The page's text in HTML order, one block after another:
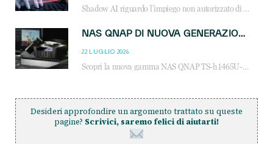
Shadow AI riguardo l’impiego non autorizzato di sistemi AI all’interno dell’azienda. E’ una pratica che si diffonde a partire dai dipendenti fino ai dirigenti e mette a repentaglio la cybersecurity, con costi più elevati per le organizzazioni. Due recenti report illustrano il fenomeno e forniscono dati in merito
NAS QNAP DI NUOVA GENERAZIONE: PIÙ PRESTAZIONI, SCALABILITÀ E PROTEZIONE DEI DATI PER LE INFRASTRUTTURE IT MODERNE
22 LUGLIO 2026
Scopri la nuova gamma NAS QNAP TS-h1465U-RP, TS-h1065eU e TS-h665U: storage aziendale con ZFS, DDR5, E1.S NVMe e connettività 2.5GbE per backup, virtualizzazione e cybersecurity.
Desideri approfondire un argomento trattato su queste
pagine? Scrivici, saremo felici di aiutarti!